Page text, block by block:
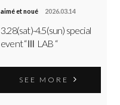
aimé et noué 2026.03.14
3.28(sat)-4.5(sun) special
event “Ⅲ LAB “
SEE MORE